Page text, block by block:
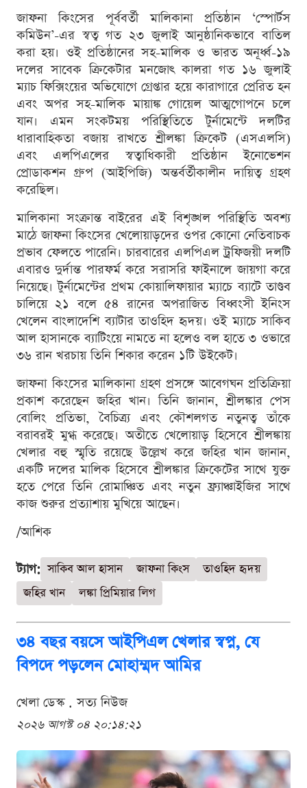
জাফনা কিংসের পূর্ববর্তী মালিকানা প্রতিষ্ঠান ‘স্পোর্টস
কমিউন’-এর স্বত্ব গত ২৩ জুলাই আনুষ্ঠানিকভাবে বাতিল
করা হয়। ওই প্রতিষ্ঠানের সহ-মালিক ও ভারত অনূর্ধ্ব-১৯
দলের সাবেক ক্রিকেটার মনজোৎ কালরা গত ১৬ জুলাই
ম্যাচ ফিক্সিংয়ের অভিযোগে গ্রেপ্তার হয়ে কারাগারে প্রেরিত হন
এবং অপর সহ-মালিক মায়াঙ্ক গোয়েল আত্মগোপনে চলে
যান। এমন সংকটময় পরিস্থিতিতে টুর্নামেন্টে দলটির
ধারাবাহিকতা বজায় রাখতে শ্রীলঙ্কা ক্রিকেট (এসএলসি)
এবং এলপিএলের স্বত্বাধিকারী প্রতিষ্ঠান ইনোভেশন
প্রোডাকশন গ্রুপ (আইপিজি) অন্তর্বর্তীকালীন দায়িত্ব গ্রহণ
করেছিল।
মালিকানা সংক্রান্ত বাইরের এই বিশৃঙ্খল পরিস্থিতি অবশ্য
মাঠে জাফনা কিংসের খেলোয়াড়দের ওপর কোনো নেতিবাচক
প্রভাব ফেলতে পারেনি। চারবারের এলপিএল ট্রফিজয়ী দলটি
এবারও দুর্দান্ত পারফর্ম করে সরাসরি ফাইনালে জায়গা করে
নিয়েছে। টুর্নামেন্টের প্রথম কোয়ালিফায়ার ম্যাচে ব্যাটে তাণ্ডব
চালিয়ে ২১ বলে ৫৪ রানের অপরাজিত বিধ্বংসী ইনিংস
খেলেন বাংলাদেশি ব্যাটার তাওহিদ হৃদয়। ওই ম্যাচে সাকিব
আল হাসানকে ব্যাটিংয়ে নামতে না হলেও বল হাতে ৩ ওভারে
৩৬ রান খরচায় তিনি শিকার করেন ১টি উইকেট।
জাফনা কিংসের মালিকানা গ্রহণ প্রসঙ্গে আবেগঘন প্রতিক্রিয়া
প্রকাশ করেছেন জহির খান। তিনি জানান, শ্রীলঙ্কার পেস
বোলিং প্রতিভা, বৈচিত্র্য এবং কৌশলগত নতুনত্ব তাঁকে
বরাবরই মুগ্ধ করেছে। অতীতে খেলোয়াড় হিসেবে শ্রীলঙ্কায়
খেলার বহু স্মৃতি রয়েছে উল্লেখ করে জহির খান জানান,
একটি দলের মালিক হিসেবে শ্রীলঙ্কার ক্রিকেটের সাথে যুক্ত
হতে পেরে তিনি রোমাঞ্চিত এবং নতুন ফ্র্যাঞ্চাইজির সাথে
কাজ শুরুর প্রত্যাশায় মুখিয়ে আছেন।
/আশিক
ট্যাগ: সাকিব আল হাসান জাফনা কিংস
তাওহিদ হৃদয়
জহির খান
লঙ্কা প্রিমিয়ার লিগ
৩৪ বছর বয়সে আইপিএল খেলার স্বপ্ন, যে
বিপদে পড়লেন মোহাম্মদ আমির
খেলা ডেস্ক . সত্য নিউজ
২০২৬ আগস্ট ০৪ ২০:১৪:২১